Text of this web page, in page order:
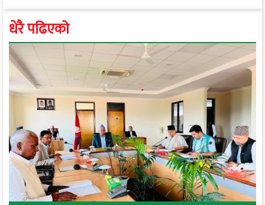
धेरै पढिएको